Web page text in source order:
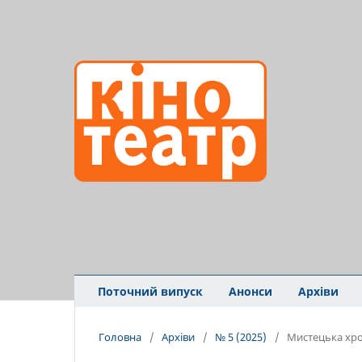
Поточний випуск Анонси Архіви
Головна / Архіви / № 5 (2025) / Мистецька